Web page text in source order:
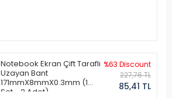
Notebook Ekran Çift Taraflı
Uzayan Bant
171mmX8mmX0.3mm (1
Set - 2 Adet)
%63 Discount
227,76 TL
85,41 TL